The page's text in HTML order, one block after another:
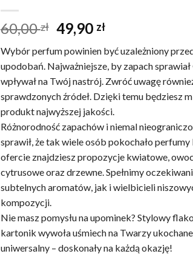
60,00zł Pierwotna
cena
wynosiła:
60,00 zł.
49,90 złAktualna
wynosi:
49,90 zł.
Wybór perfum powinien być uzależniony
upodobań. Najważniejsze, by zapach
wpływał na Twój nastrój. Zwróć uwagę
sprawdzonych źródeł. Dzięki temu będziesz
produkt najwyższej jakości.
Różnorodność zapachów i niemal
sprawił, że tak wiele osób pokochało
ofercie znajdziesz propozycje kwiatowe,
cytrusowe oraz drzewne. Spełnimy
subtelnych aromatów, jak i wielbicieli
kompozycji.
Nie masz pomysłu na upominek? Stylowy
kartonik wywoła uśmiech na Twarzy
uniwersalny – doskonały na każdą okazję!